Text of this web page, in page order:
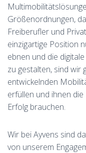
Größenordnungen,
Freiberufler und
einzigartige Position
ebnen und die
zu gestalten, sind wir
entwickelnden
erfüllen und ihnen
Erfolg brauchen.
Wir bei Ayvens sind
von unserem